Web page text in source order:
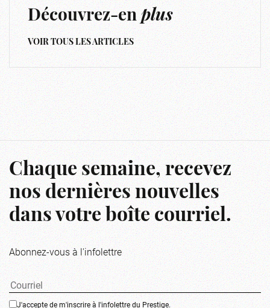
Découvrez-enplus
VOIR TOUS LES ARTICLES
Chaque semaine, recevez
nos dernières nouvelles
dans votre boîte courriel.
Abonnez-vous à l'infolettre
J'accepte de m'inscrire à l'infolettre du Prestige.